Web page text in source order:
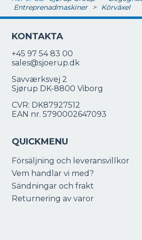
Entreprenadmaskiner > Körväxel
KONTAKTA
+45 97 54 83 00
sales@sjoerup.dk
Savværksvej 2
Sjørup DK-8800 Viborg
CVR: DK87927512
EAN nr. 5790002647093
QUICKMENU
Försäljning och leveransvillkor
Vem handlar vi med?
Sändningar och frakt
Returnering av varor